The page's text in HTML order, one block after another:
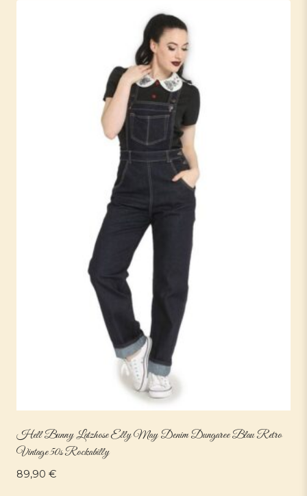
Hell Bunny Latzhose Elly May Denim Dungaree Blau Retro
Vintage 50s Rockabilly
89,90 €